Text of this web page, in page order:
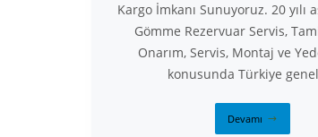
Kargo İmkanı Sunuyoruz. 20 yılı
Gömme Rezervuar Servis,
Onarım, Servis, Montaj ve
konusunda Türkiye
Devamı